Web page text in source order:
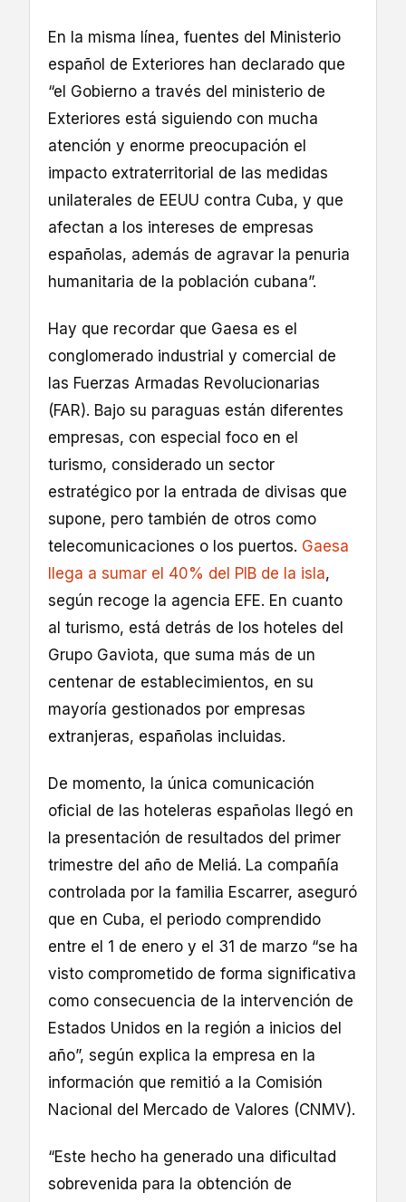
En la misma línea, fuentes del Ministerio
español de Exteriores han declarado que
“el Gobierno a través del ministerio de
Exteriores está siguiendo con mucha
atención y enorme preocupación el
impacto extraterritorial de las medidas
unilaterales de EEUU contra Cuba, y que
afectan a los intereses de empresas
españolas, además de agravar la penuria
humanitaria de la población cubana”.
Hay que recordar que Gaesa es el
conglomerado industrial y comercial de
las Fuerzas Armadas Revolucionarias
(FAR). Bajo su paraguas están diferentes
empresas, con especial foco en el
turismo, considerado un sector
estratégico por la entrada de divisas que
supone, pero también de otros como
telecomunicaciones o los puertos. Gaesa
llega a sumar el 40% del PIB de la isla,
según recoge la agencia EFE. En cuanto
al turismo, está detrás de los hoteles del
Grupo Gaviota, que suma más de un
centenar de establecimientos, en su
mayoría gestionados por empresas
extranjeras, españolas incluidas.
De momento, la única comunicación
oficial de las hoteleras españolas llegó en
la presentación de resultados del primer
trimestre del año de Meliá. La compañía
controlada por la familia Escarrer, aseguró
que en Cuba, el periodo comprendido
entre el 1 de enero y el 31 de marzo “se ha
visto comprometido de forma significativa
como consecuencia de la intervención de
Estados Unidos en la región a inicios del
año”, según explica la empresa en la
información que remitió a la Comisión
Nacional del Mercado de Valores (CNMV).
“Este hecho ha generado una dificultad
sobrevenida para la obtención de